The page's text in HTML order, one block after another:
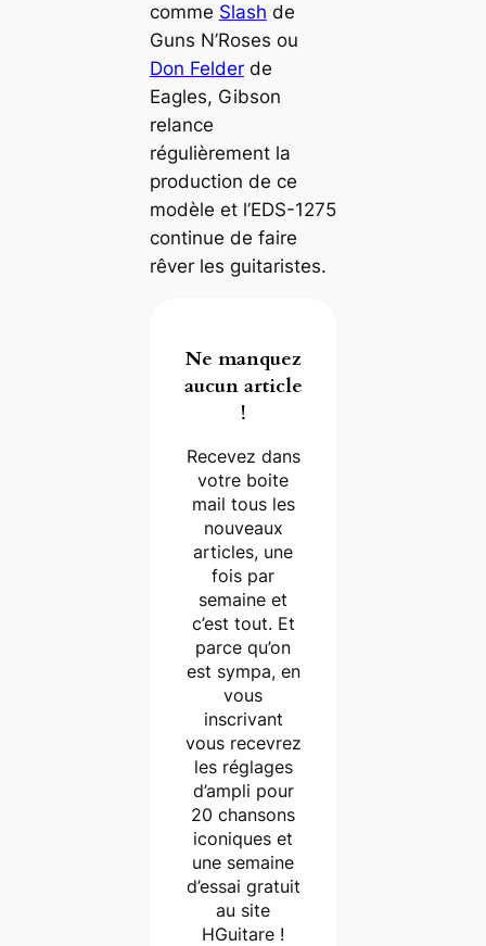
comme Slash de
Guns N’Roses ou
Don Felderde
Eagles, Gibson
relance
régulièrement la
production de ce
modèle et l’EDS-1275
continue de faire
rêver les guitaristes.
Ne manquez
aucun article
!
Recevez dans
votre boite
mail tous les
nouveaux
articles, une
fois par
semaine et
c’est tout. Et
parce qu’on
est sympa, en
vous
inscrivant
vous recevrez
les réglages
d’ampli pour
20 chansons
iconiques et
une semaine
d’essai gratuit
au site
HGuitare !